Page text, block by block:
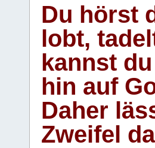
Du hörst
lobt,
kannst
hin auf
Daher
Zweifel